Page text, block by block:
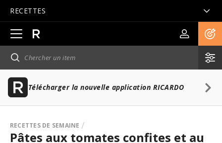
RECETTES
Ouvrir
la
navigation
principale
Télécharger la nouvelle application RICARDO
RECETTES DE SEMAINE
Pâtes aux tomates confites et au